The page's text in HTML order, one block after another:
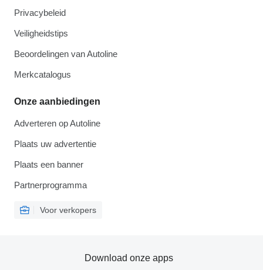
Privacybeleid
Veiligheidstips
Beoordelingen van Autoline
Merkcatalogus
Onze aanbiedingen
Adverteren op Autoline
Plaats uw advertentie
Plaats een banner
Partnerprogramma
Voor verkopers
Download onze apps